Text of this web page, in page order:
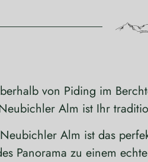
von Piding im
Alm ist Ihr
Alm ist das
Panorama zu einem